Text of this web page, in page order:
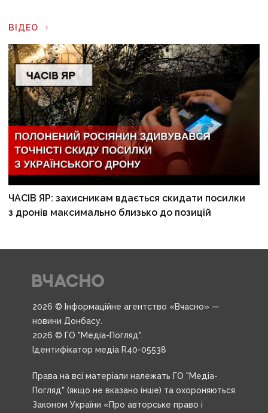
ВІДЕО
ЧАСІВ ЯР: захисникам вдається скидати посилки
з дронів максимально близько до позицій
2026 © Інформаційне агентство «Вчасно» —
новини Донбасу.
2026 © ГО "Медіа-Погляд".
Ідентифікатор медіа R40-05538
Права на всі матеріали належать ГО "Медіа-
Погляд" (якщо не вказано інше) та охороняються
Законом України «Про авторське право і